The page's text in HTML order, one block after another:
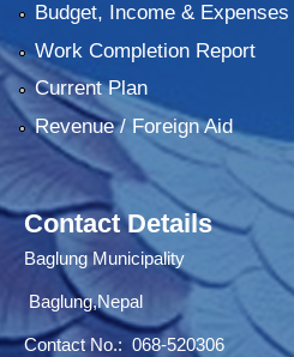
Budget, Income & Expenses
Work Completion Report
Current Plan
Revenue / Foreign Aid
Contact Details
Baglung Municipality
Baglung,Nepal
Contact No.: 068-520306